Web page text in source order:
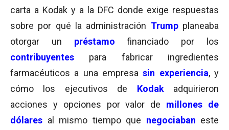
carta a Kodak y a la DFC donde exige respuestas
sobre por qué la administración Trump planeaba
otorgar un préstamo
financiado por los
contribuyentes para fabricar ingredientes
farmacéuticos a una empresasin experiencia, y
cómo los ejecutivos de Kodakadquirieron
acciones y opciones por valor de millones de
dólares al mismo tiempo que negociaban este